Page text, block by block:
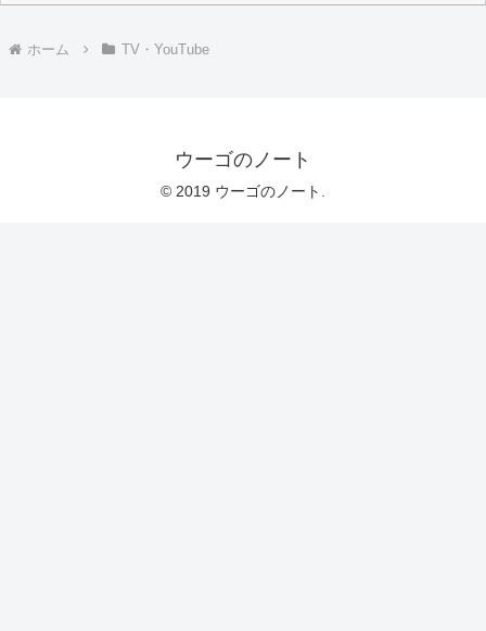
ホーム TV・YouTube
ウーゴのノート
© 2019 ウーゴのノート.